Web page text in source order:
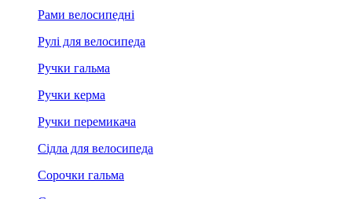
Рами велосипедні
Рулі для велосипеда
Ручки гальма
Ручки керма
Ручки перемикача
Сідла для велосипеда
Сорочки гальма